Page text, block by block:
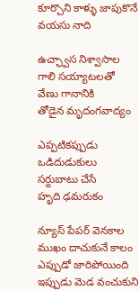
కూర్చొని కాళ్ళు జాపుకొనే
వయసు నాది
ఉచ్ఛ్వాస నిశ్వాసాల
గాలి సయ్యాటలతో
వేణు గానానికి
తోడైన మృదంగవాద్యం
ఎప్పటికప్పుడు
ఒడిదుడుకులు
సర్దుబాటు చేసే
హృది ఢమరుకం
న్యూస్ పేపర్ వెనకాల
ముఖం దాచుకునే కాలం
ఎప్పుడో జారిపోయింది
ఇప్పుడు మెడ వంచుకుని